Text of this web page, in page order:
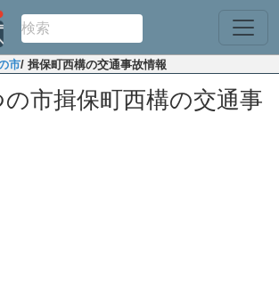
市/ 揖保町西構の交通事故情報
市揖保町西構の交通事